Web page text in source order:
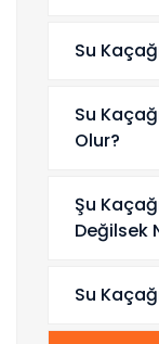
Su
Su
Olur?
Şu
Değilsek
Su